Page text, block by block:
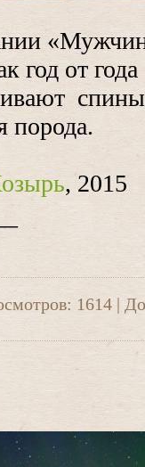
год от года
порода.
, 2015
1614